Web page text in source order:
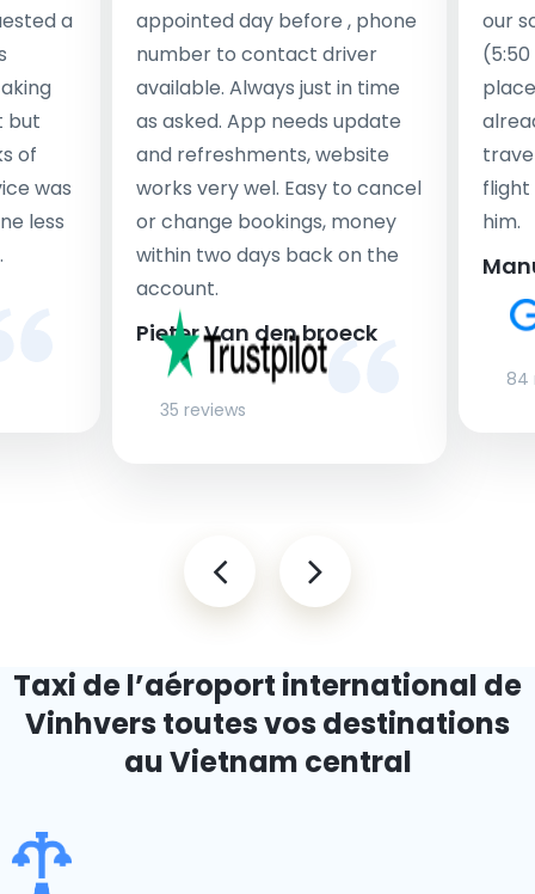
a
but
of
was
less
appointed day before , phone
number to contact driver
available. Always just in time
as asked. App needs update
and refreshments, website
works very wel. Easy to cancel
or change bookings, money
within two days back on the
account.
Pieter Van den broeck
35 reviews
our
flight
him.
84
Taxi de l’aéroport international de
Vinhvers toutes vos destinations
au Vietnam central